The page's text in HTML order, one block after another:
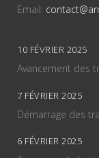
Email:
10 FÉVRIER 2025
Avancement des
7 FÉVRIER 2025
Démarrage des
6 FÉVRIER 2025